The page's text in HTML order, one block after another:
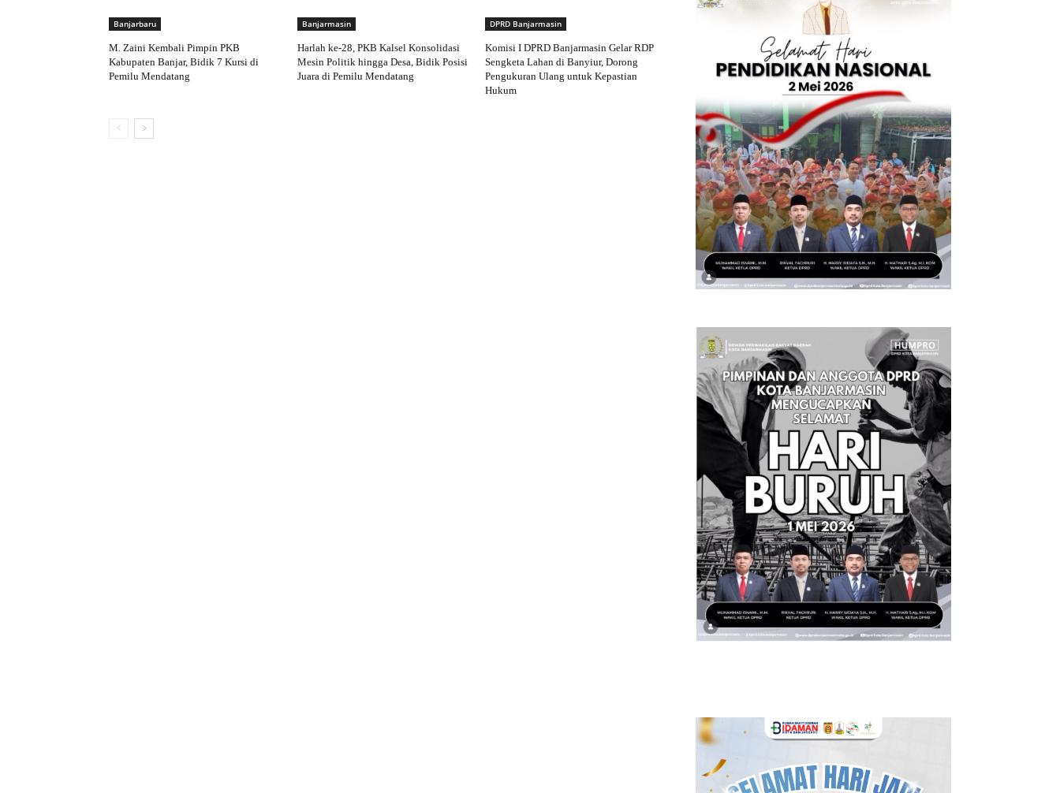
Banjarbaru
M. Zaini Kembali Pimpin PKB
Kabupaten Banjar, Bidik 7 Kursi di
Pemilu Mendatang
Banjarmasin
Harlah ke-28, PKB Kalsel Konsolidasi
Mesin Politik hingga Desa, Bidik Posisi
Juara di Pemilu Mendatang
DPRD Banjarmasin
Komisi I DPRD Banjarmasin Gelar RDP
Sengketa Lahan di Banyiur, Dorong
Pengukuran Ulang untuk Kepastian
Hukum